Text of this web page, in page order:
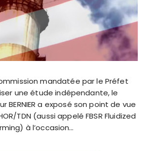
mandatée par le Préfet
une étude indépendante, le
BERNIER a exposé son point de vue
TDN (aussi appelé FBSR Fluidized
à l’occasion…